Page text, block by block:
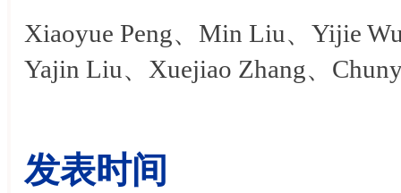
Xiaoyue Peng、Min Liu、Yijie
Yajin Liu、Xuejiao Zhang、
发表时间